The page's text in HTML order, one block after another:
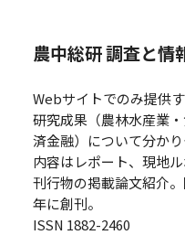
農中総研 調査と情
Webサイトでのみ提供
研究成果（農林水産業
済金融）について分か
内容はレポート、現地
刊行物の掲載論文紹介
年に創刊。
ISSN 1882-2460